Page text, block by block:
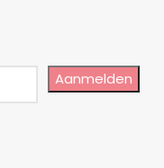
Aanmelden